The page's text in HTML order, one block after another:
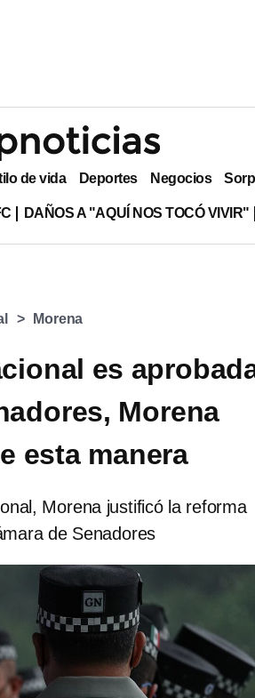
de vida Deportes Negocios
DAÑOS A "AQUÍ NOS TOCÓ VIVIR"
Morena
es
Morena
esta manera
Morena justificó la reforma
de Senadores